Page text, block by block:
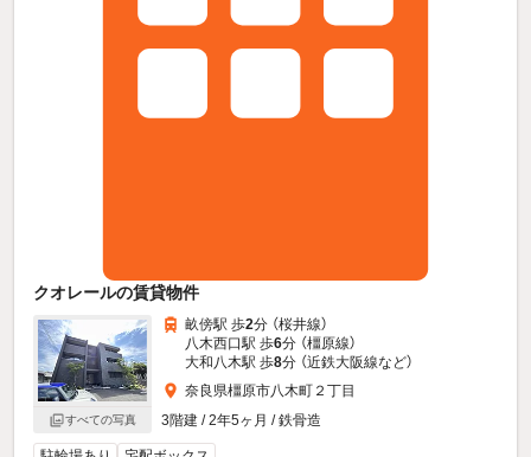
クオレールの賃貸物件
すべての写真
畝傍駅 歩2分 （桜井線）
八木西口駅 歩6分 （橿原線）
大和八木駅 歩8分 （近鉄大阪線など）
奈良県橿原市八木町２丁目
3階建 / 2年5ヶ月 / 鉄骨造